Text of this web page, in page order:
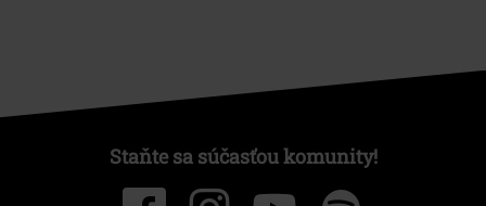
Staňte sa súčasťou komunity!